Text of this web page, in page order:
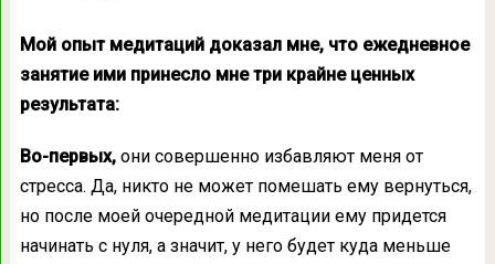
Мой опыт медитаций доказал мне, что ежедневное
занятие ими принесло мне три крайне ценных
результата:
Во-первых,они совершенно избавляют меня от
стресса. Да, никто не может помешать ему вернуться,
но после моей очередной медитации ему придется
начинать с нуля, а значит, у него будет куда меньше